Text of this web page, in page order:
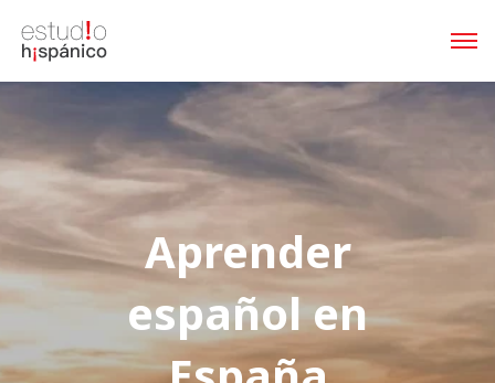
Aprender
español en